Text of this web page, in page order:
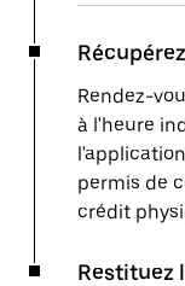
Rendez-
à l'heure
permis de
crédit
Restituez